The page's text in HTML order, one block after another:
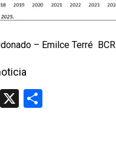
– Emilce Terré BCR
Li
X